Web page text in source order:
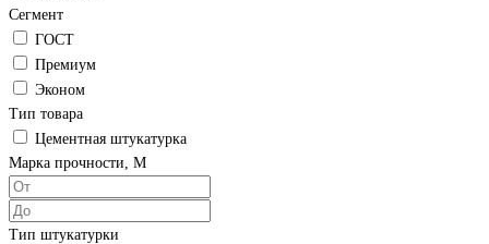
Сегмент
ГОСТ
Премиум
Эконом
Тип товара
Цементная штукатурка
Марка прочности, М
Тип штукатурки